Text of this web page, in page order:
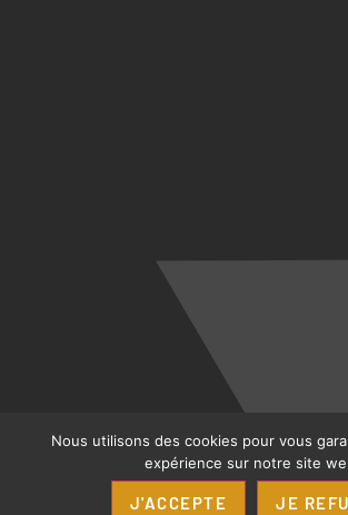
Nous utilisons des cookies pour vous
expérience sur notre site
J'ACCEPTE JE